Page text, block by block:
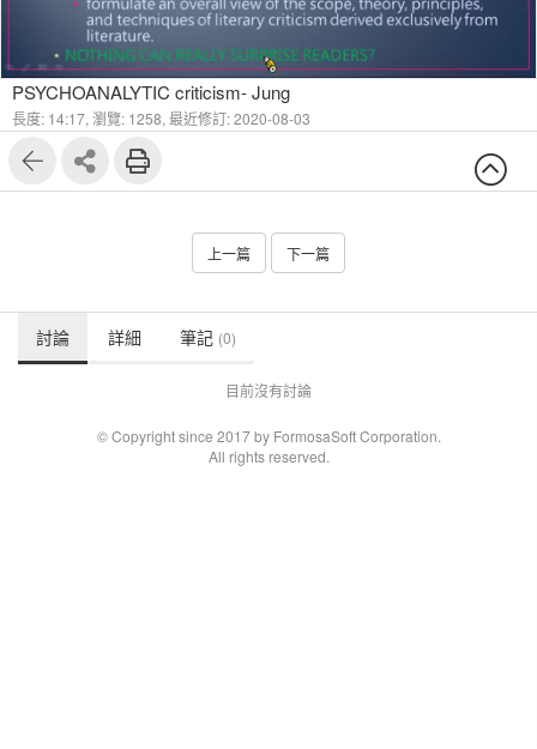
PSYCHOANALYTIC criticism- Jung
長度: 14:17, 瀏覽: 1258, 最近修訂: 2020-08-03
上一篇 下一篇
討論 詳細 筆記 (0)
目前沒有討論
© Copyright since 2017 by FormosaSoft Corporation.
All rights reserved.